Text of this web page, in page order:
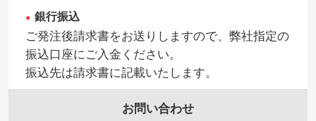
銀行振込
ご発注後請求書をお送りしますので、弊社指定の
振込口座にご入金ください。
振込先は請求書に記載いたします。
お問い合わせ